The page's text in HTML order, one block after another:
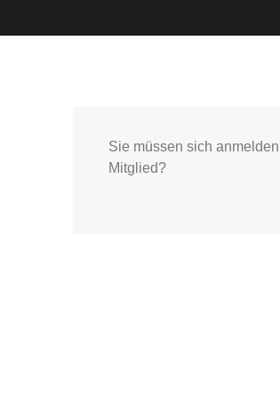
Sie müssen sich
Mitglied?